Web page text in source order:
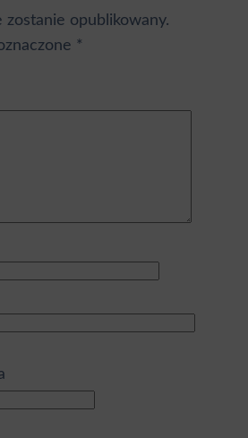
zostanie opublikowany.
*